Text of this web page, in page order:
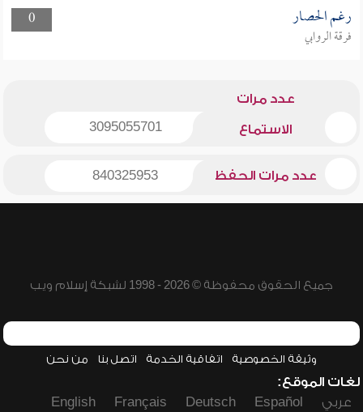
0
رغم الحصار
فرقة الروابي
عدد مرات
الاستماع 3095055701
عدد مرات الحفظ 840325953
جميع الحقوق محفوظة © 2026 - 1998 لشبكة إسلام ويب
وثيقة الخصوصية اتفاقية الخدمة اتصل بنا من نحن
لغات الموقع:
عربي
Español
Deutsch
Français
English